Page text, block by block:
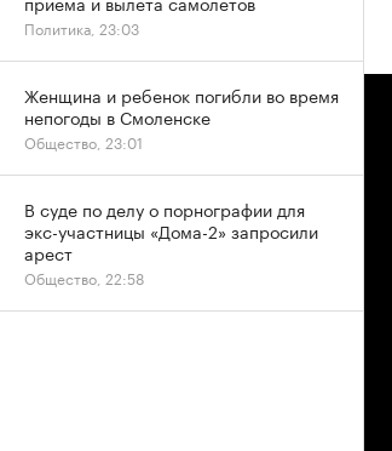
Политика, 23:03
Женщина и ребенок погибли во время
непогоды в Смоленске
Общество, 23:01
В суде по делу о порнографии для
экс-участницы «Дома-2» запросили
арест
Общество, 22:58